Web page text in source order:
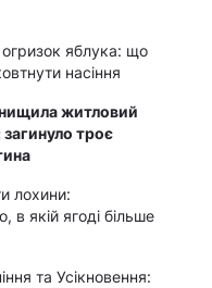
яблука: що
насіння
житловий
троє
лохини:
в якій ягоді більше
та Усікновення: